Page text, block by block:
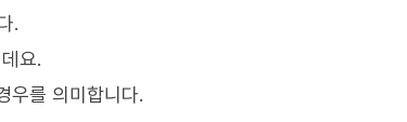
.
요.
우를 의미합니다.